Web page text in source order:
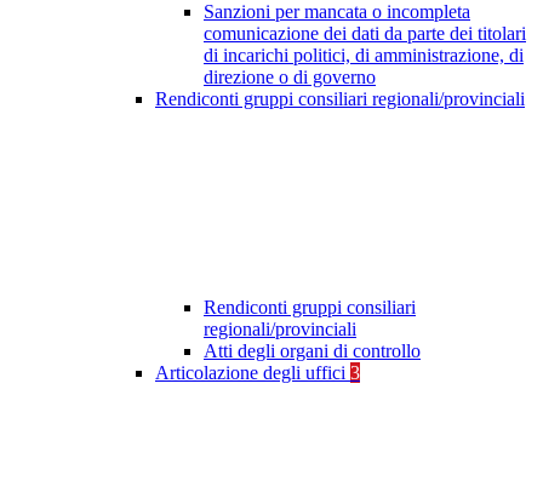
Sanzioni per mancata o incompleta
comunicazione dei dati da parte dei titolari
di incarichi politici, di amministrazione, di
direzione o di governo
Rendiconti gruppi consiliari regionali/provinciali
Rendiconti gruppi consiliari
regionali/provinciali
Atti degli organi di controllo
Articolazione degli uffici 3